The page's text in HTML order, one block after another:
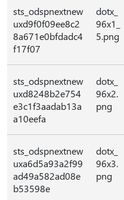
sts_odspnextnew
uxd9f0f09ee8c2
8a671e0bfdadc4
f17f07
dotx_
96x1_
5.png
sts_odspnextnew
uxd8248b2e754
e3c1f3aadab13a
a10eefa
dotx_
96x2.
png
sts_odspnextnew
uxa6d5a93a2f99
ad49a582ad08e
b53598e
dotx_
96x3.
png